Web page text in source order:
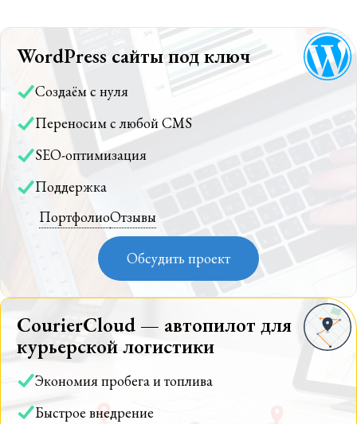
WordPress сайты под ключ
Создаём с нуля
Переносим с любой CMS
SEO-оптимизация
Поддержка
ПортфолиоОтзывы
Обсудить проект
CourierCloud — автопилот для
курьерской логистики
Экономия пробега и топлива
Быстрое внедрение